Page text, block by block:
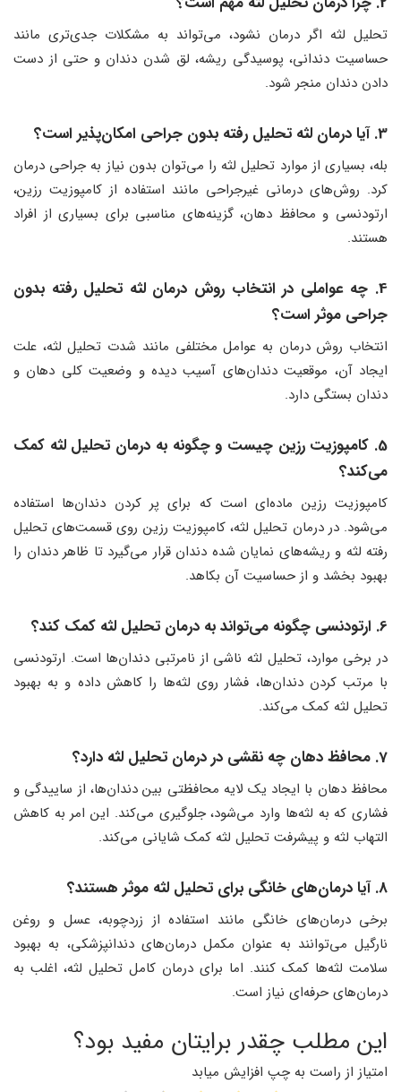
تحلیل لثه اگر درمان نشود، می‌تواند به مشکلات جدی‌تری مانند
حساسیت دندانی، پوسیدگی ریشه، لق شدن دندان و حتی از دست
دادن دندان منجر شود.
3. آیا درمان لثه تحلیل رفته بدون جراحی امکان‌پذیر است؟
بله، بسیاری از موارد تحلیل لثه را می‌توان بدون نیاز به جراحی درمان
کرد. روش‌های درمانی غیرجراحی مانند استفاده از کامپوزیت رزین،
ارتودنسی و محافظ دهان، گزینه‌های مناسبی برای بسیاری از افراد
هستند.
4. چه عواملی در انتخاب روش درمان لثه تحلیل رفته بدون
جراحی موثر است؟
انتخاب روش درمان به عوامل مختلفی مانند شدت تحلیل لثه، علت
ایجاد آن، موقعیت دندان‌های آسیب دیده و وضعیت کلی دهان و
دندان بستگی دارد.
5. کامپوزیت رزین چیست و چگونه به درمان تحلیل لثه کمک
می‌کند؟
کامپوزیت رزین ماده‌ای است که برای پر کردن دندان‌ها استفاده
می‌شود. در درمان تحلیل لثه، کامپوزیت رزین روی قسمت‌های تحلیل
رفته لثه و ریشه‌های نمایان شده دندان قرار می‌گیرد تا ظاهر دندان را
بهبود بخشد و از حساسیت آن بکاهد.
6. ارتودنسی چگونه می‌تواند به درمان تحلیل لثه کمک کند؟
در برخی موارد، تحلیل لثه ناشی از نامرتبی دندان‌ها است. ارتودنسی
با مرتب کردن دندان‌ها، فشار روی لثه‌ها را کاهش داده و به بهبود
تحلیل لثه کمک می‌کند.
7. محافظ دهان چه نقشی در درمان تحلیل لثه دارد؟
محافظ دهان با ایجاد یک لایه محافظتی بین دندان‌ها، از ساییدگی و
فشاری که به لثه‌ها وارد می‌شود، جلوگیری می‌کند. این امر به کاهش
التهاب لثه و پیشرفت تحلیل لثه کمک شایانی می‌کند.
8. آیا درمان‌های خانگی برای تحلیل لثه موثر هستند؟
برخی درمان‌های خانگی مانند استفاده از زردچوبه، عسل و روغن
نارگیل می‌توانند به عنوان مکمل درمان‌های دندانپزشکی، به بهبود
سلامت لثه‌ها کمک کنند. اما برای درمان کامل تحلیل لثه، اغلب به
درمان‌های حرفه‌ای نیاز است.
این مطلب چقدر برایتان مفید بود؟
امتیاز از راست به چپ افزایش میابد